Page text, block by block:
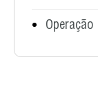
Operação